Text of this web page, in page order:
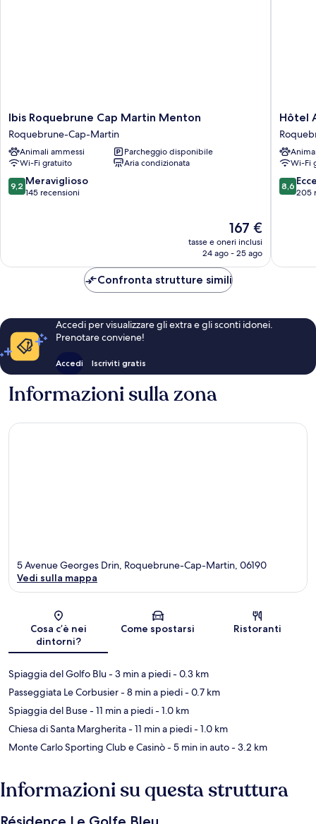
Ibis
Roquebrune
Cap
Martin
Menton
Roquebrune-
Cap-
Ibis Roquebrune Cap Martin Menton
Roquebrune-Cap-Martin
Animali ammessi
Parcheggio disponibile
Wi-Fi gratuito
Aria condizionata
9.2
su
9,2 Meraviglioso
145 recensioni
Il
prezzo
attuale
167 €
167 €
tasse e oneri inclusi
24 ago - 25 ago
Hôtel
Cap-
Martin
Hôtel
Wi-Fi
8.6
su
8,6
205
Confronta strutture simili
Accedi per visualizzare gli extra e gli sconti idonei.
Prenotare conviene!
Accedi Iscriviti gratis
Informazioni sulla zona
Mappa
5 Avenue Georges Drin, Roquebrune-Cap-Martin, 06190
Vedi sulla mappa
Cosa c’è nei
dintorni?
Come spostarsi Ristoranti
Spiaggia del Golfo Blu- 3 min a piedi- 0.3 km
Passeggiata Le Corbusier- 8 min a piedi- 0.7 km
Spiaggia del Buse- 11 min a piedi- 1.0 km
Chiesa di Santa Margherita- 11 min a piedi- 1.0 km
Monte Carlo Sporting Club e Casinò- 5 min in auto- 3.2 km
Informazioni su questa struttura